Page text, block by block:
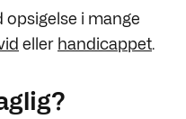
i mange
eller handicappet.